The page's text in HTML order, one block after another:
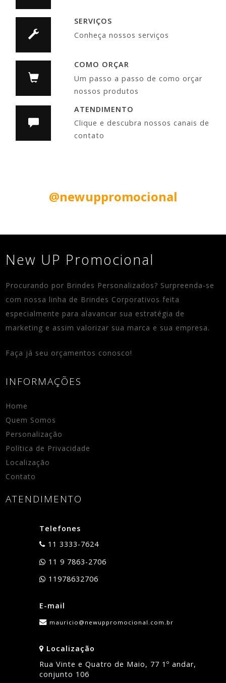
SERVIÇOS
Conheça nossos serviços
COMO ORÇAR
Um passo a passo de como orçar
nossos produtos
ATENDIMENTO
Clique e descubra nossos canais de
contato
@newuppromocional
New UP Promocional
Procurando por Brindes Personalizados? Surpreenda-se
com nossa linha de Brindes Corporativos feita
especialmente para alavancar sua estratégia de
marketing e assim valorizar sua marca e sua empresa.
Faça já seu orçamentos conosco!
INFORMAÇÕES
Home
Quem Somos
Personalização
Política de Privacidade
Localização
Contato
ATENDIMENTO
Telefones
11 3333-7624
11 9 7863-2706
11978632706
E-mail
mauricio@newuppromocional.com.br
Localização
Rua Vinte e Quatro de Maio, 77 1º andar,
conjunto 106